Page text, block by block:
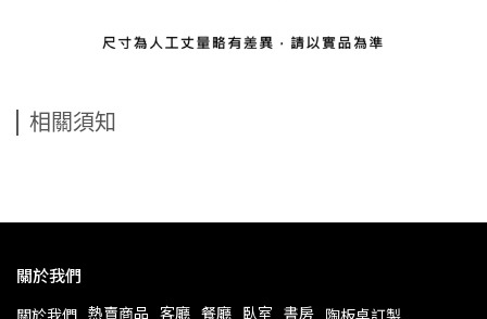
相關須知
關於我們
熱賣商品 客廳 餐廳 臥室 書房